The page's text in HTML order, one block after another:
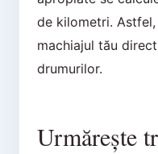
de kilometri.
machiajul tău
drumurilor.
Urmărește